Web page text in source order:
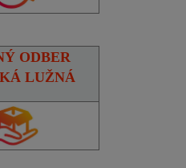
ODBER
LUŽNÁ